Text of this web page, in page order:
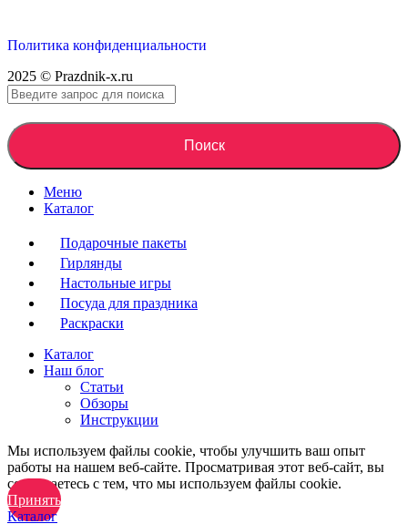
Политика конфиденциальности
2025 © Prazdnik-x.ru
Поиск
Меню
Каталог
Подарочные пакеты
Гирлянды
Настольные игры
Посуда для праздника
Раскраски
Каталог
Наш блог
Статьи
Обзоры
Инструкции
Мы используем файлы cookie, чтобы улучшить ваш опыт
работы на нашем веб-сайте. Просматривая этот веб-сайт, вы
соглашаетесь с тем, что мы используем файлы cookie.
Принять
Каталог